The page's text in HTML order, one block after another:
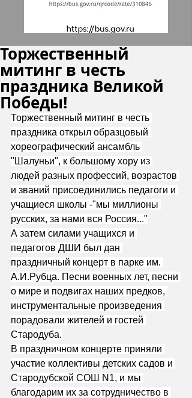
Торжественный
митинг в честь
праздника Великой
Победы!
Торжественный митинг в честь
праздника открыл образцовый
хореографический ансамбль
"Шалуньи", к большому хору из
людей разных профессий, возрастов
и званий присоединились педагоги и
учащиеся школы -"мы миллионы
русских, за нами вся Россия..."
А затем силами учащихся и
педагогов ДШИ был дан
праздничный концерт в парке им.
А.И.Рубца. Песни военных лет, песни
о мире и подвигах наших предков,
инструментальные произведения
порадовали жителей и гостей
Стародуба.
В праздничном концерте приняли
участие коллективы детских садов и
Стародубской СОШ N1, и мы
благодарим их за сотрудничество в